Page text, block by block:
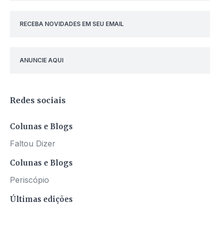
RECEBA NOVIDADES EM SEU EMAIL
ANUNCIE AQUI
Redes sociais
Colunas e Blogs
Faltou Dizer
Colunas e Blogs
Periscópio
Últimas edições